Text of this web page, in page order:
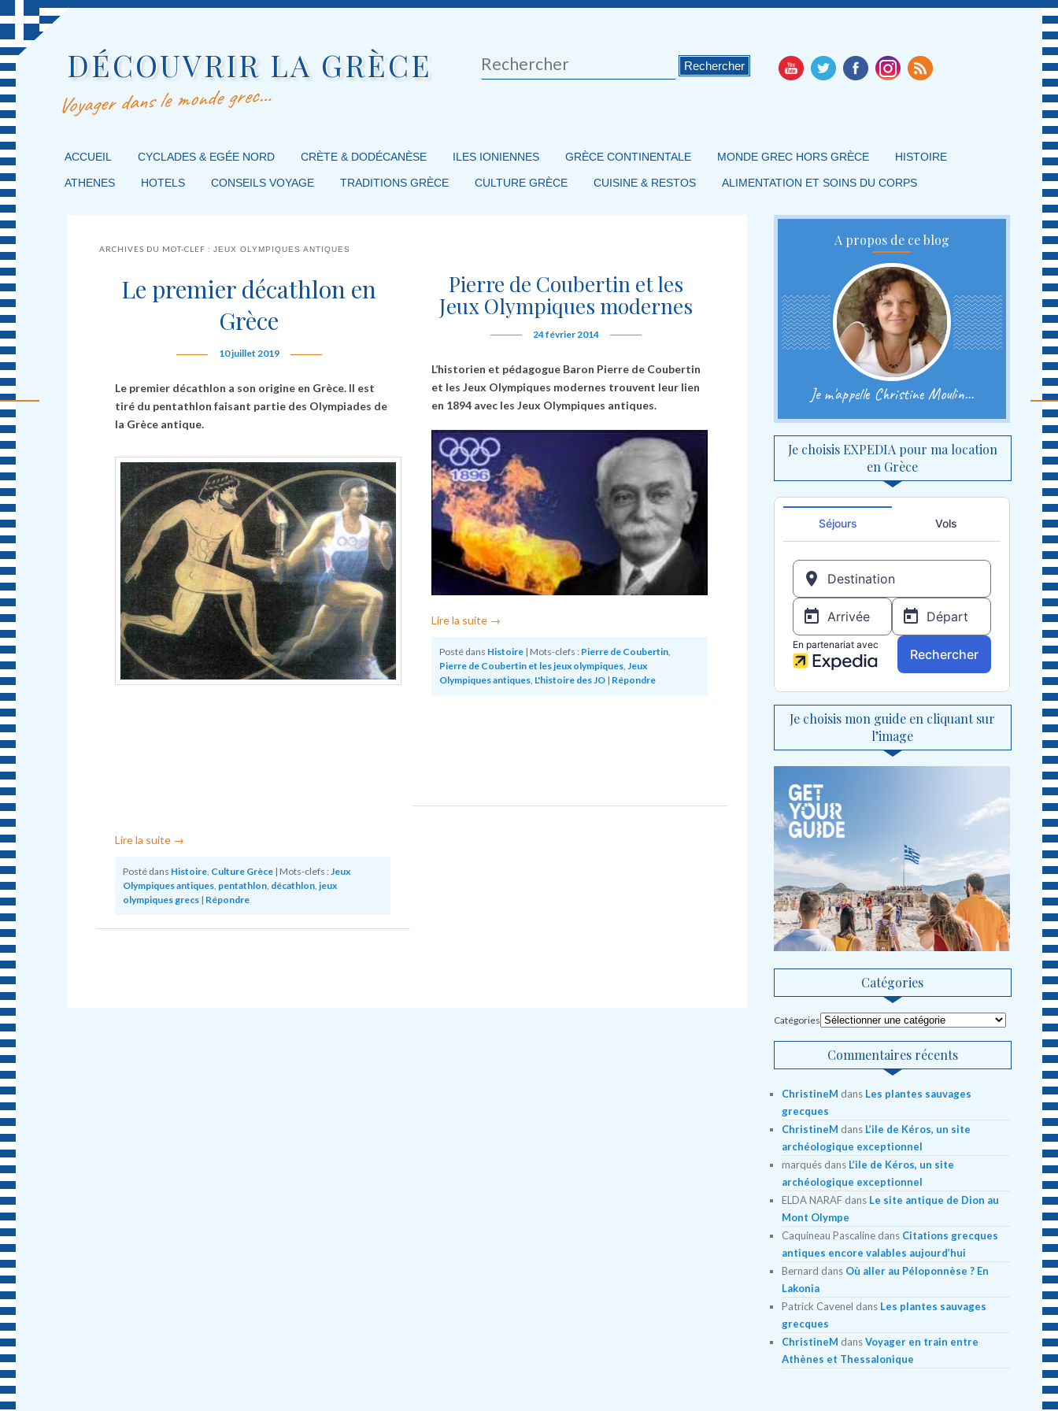
DÉCOUVRIR LA GRÈCE
Voyager dans le monde grec…
Rechercher
MENU PRINCIPAL
MASQUER LA NAVIGATION PRINCIPALE
MASQUER LA NAVIGATION SECONDAIRE
ACCUEIL CYCLADES & EGÉE NORD CRÈTE & DODÉCANÈSE ILES IONIENNES GRÈCE CONTINENTALE MONDE GREC HORS GRÈCE HISTOIRE
ATHENES HOTELS CONSEILS VOYAGE TRADITIONS GRÈCE CULTURE GRÈCE CUISINE & RESTOS ALIMENTATION ET SOINS DU CORPS
ARCHIVES DU MOT-CLEF :JEUX OLYMPIQUES ANTIQUES
Le premier décathlon en
Grèce
10 juillet 2019
Le premier décathlon a son origine en Grèce. Il est
tiré du pentathlon faisant partie des Olympiades de
la Grèce antique.
Lire la suite →
Posté dans Histoire, Culture Grèce | Mots-clefs : Jeux
Olympiques antiques, pentathlon, décathlon, jeux
olympiques grecs | Répondre
Pierre de Coubertin et les
Jeux Olympiques modernes
24 février 2014
L’historien et pédagogue Baron Pierre de Coubertin
et les Jeux Olympiques modernes trouvent leur lien
en 1894 avec les Jeux Olympiques antiques.
Lire la suite →
Posté dans Histoire | Mots-clefs : Pierre de Coubertin,
Pierre de Coubertin et les jeux olympiques,Jeux
Olympiques antiques, L'histoire des JO | Répondre
A propos de ce blog
Je m'appelle Christine Moulin...
Je choisis EXPEDIA pour ma location
en Grèce
Je choisis mon guide en cliquant sur
l’image
Catégories
Catégories
Commentaires récents
ChristineM dans Les plantes sauvages
grecques
ChristineM dans L’ile de Kéros, un site
archéologique exceptionnel
marquésdans L’ile de Kéros, un site
archéologique exceptionnel
ELDA NARAFdans Le site antique de Dion au
Mont Olympe
Caquineau Pascalinedans Citations grecques
antiques encore valables aujourd’hui
Bernard dans Où aller au Péloponnèse ? En
Lakonia
Patrick Cavenel dans Les plantes sauvages
grecques
ChristineM dansVoyager en train entre
Athènes et Thessalonique